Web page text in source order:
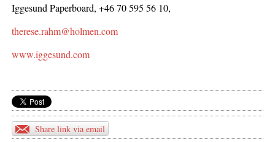
Iggesund Paperboard, +46 70 595 56 10,
therese.rahm@holmen.com
www.iggesund.com
Share link via email